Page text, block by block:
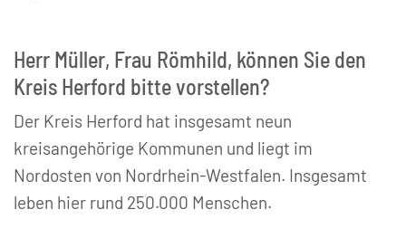
Herr Müller, Frau Römhild, können Sie den
Kreis Herford bitte vorstellen?
Der Kreis Herford hat insgesamt neun
kreisangehörige Kommunen und liegt im
Nordosten von Nordrhein-Westfalen. Insgesamt
leben hier rund 250.000 Menschen.